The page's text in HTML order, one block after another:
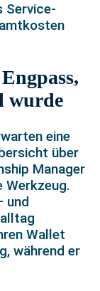
Service-
wurde
eine
über
Manager
Werkzeug.
und
Wallet
während er